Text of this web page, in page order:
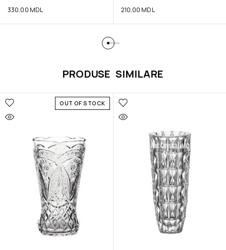
330.00 MDL 210.00 MDL
PRODUSE SIMILARE
OUT OF STOCK